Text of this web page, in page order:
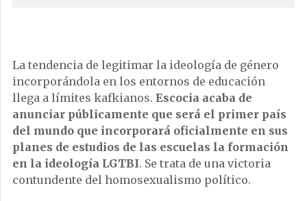
La tendencia de legitimar la ideología de género
incorporándola en los entornos de educación
llega a límites kafkianos. Escocia acaba de
anunciar públicamente que será el primer país
del mundo que incorporará oficialmente en sus
planes de estudios de las escuelas la formación
en la ideología LGTBI. Se trata de una victoria
contundente del homosexualismo político.